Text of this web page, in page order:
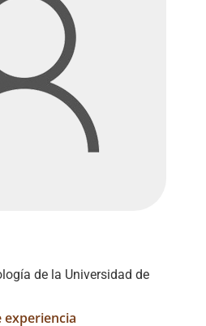
de la Universidad de
experiencia